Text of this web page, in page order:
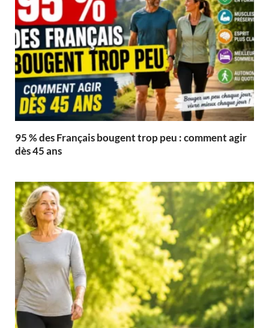
95 % des Français bougent trop peu : comment agir
dès 45 ans